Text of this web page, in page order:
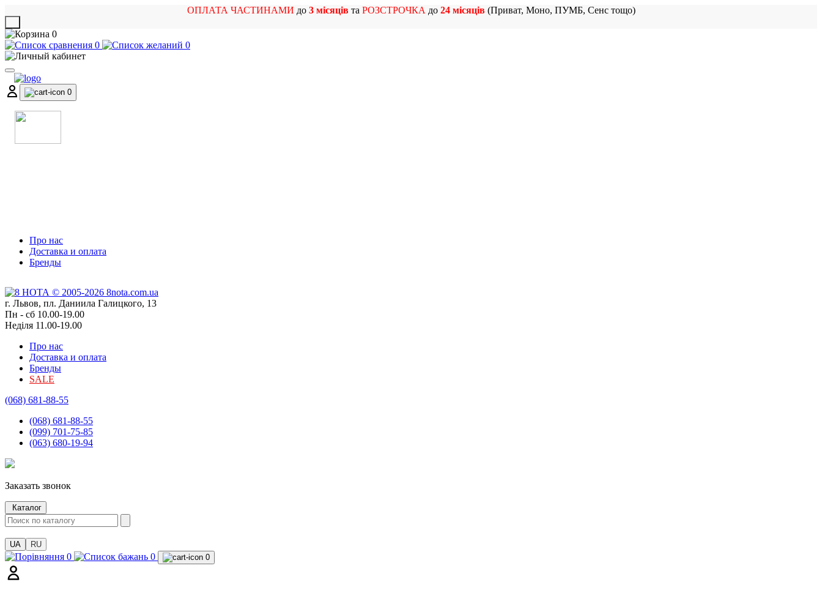
ОПЛАТА ЧАСТИНАМИ до 3 місяцівта РОЗСТРОЧКА до 24 місяців(Приват, Моно, ПУМБ, Сенс тощо)
0
0
0
0
Про нас
Доставка и оплата
Бренды
г. Львов, пл. Даниила Галицкого, 13
Пн - сб 10.00-19.00
Неділя 11.00-19.00
Про нас
Доставка и оплата
Бренды
SALE
(068) 681-88-55
(068) 681-88-55
(099) 701-75-85
(063) 680-19-94
Заказать звонок
Каталог
UA RU
0 0 0